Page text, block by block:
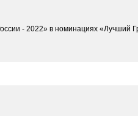
- 2022» в номинациях «Лучший